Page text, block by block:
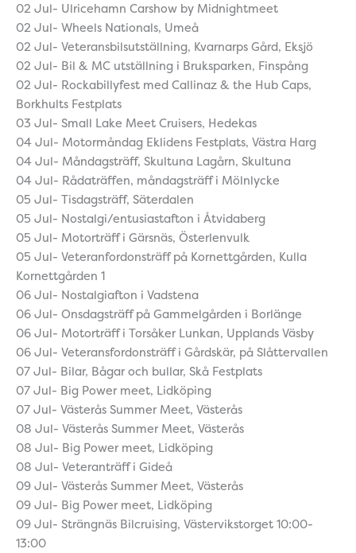
02 Jul- Ulricehamn Carshow by Midnightmeet
02 Jul- Wheels Nationals, Umeå
02 Jul- Veteransbilsutställning, Kvarnarps Gård, Eksjö
02 Jul- Bil & MC utställning i Bruksparken, Finspång
02 Jul- Rockabillyfest med Callinaz & the Hub Caps,
Borkhults Festplats
03 Jul- Small Lake Meet Cruisers, Hedekas
04 Jul- Motormåndag Eklidens Festplats, Västra Harg
04 Jul- Måndagsträff, Skultuna Lagårn, Skultuna
04 Jul- Rådaträffen, måndagsträff i Mölnlycke
05 Jul- Tisdagsträff, Säterdalen
05 Jul- Nostalgi/entusiastafton i Åtvidaberg
05 Jul- Motorträff i Gärsnäs, Österlenvulk
05 Jul- Veteranfordonsträff på Kornettgården, Kulla
Kornettgården 1
06 Jul- Nostalgiafton i Vadstena
06 Jul- Onsdagsträff på Gammelgården i Borlänge
06 Jul- Motorträff i Torsåker Lunkan, Upplands Väsby
06 Jul- Veteransfordonsträff i Gårdskär, på Slåttervallen
07 Jul- Bilar, Bågar och bullar, Skå Festplats
07 Jul- Big Power meet, Lidköping
07 Jul- Västerås Summer Meet, Västerås
08 Jul- Västerås Summer Meet, Västerås
08 Jul- Big Power meet, Lidköping
08 Jul- Veteranträff i Gideå
09 Jul- Västerås Summer Meet, Västerås
09 Jul- Big Power meet, Lidköping
09 Jul- Strängnäs Bilcruising, Västervikstorget 10:00-
13:00